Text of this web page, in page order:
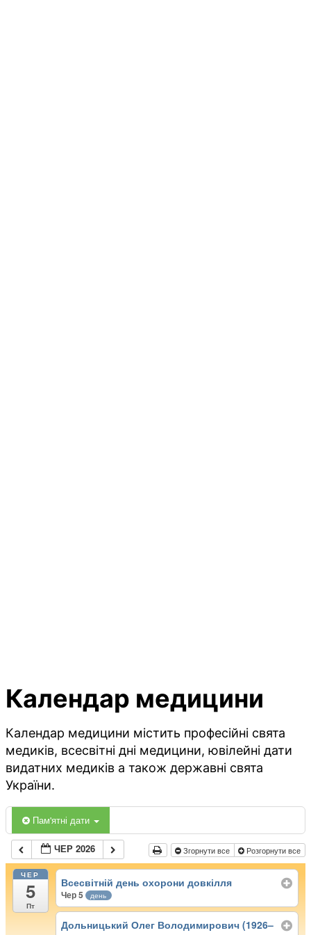
Календар медицини
Календар медицини містить професійні свята
медиків, всесвітні дні медицини, ювілейні дати
видатних медиків а також державні свята
України.
Пам'ятні дати
ЧЕР 2026 Згорнути все Розгорнути все
ЧЕР
5
Пт
Всесвітній день охорони довкілля
Чер 5 день
Дольницький Олег Володимирович (1926–